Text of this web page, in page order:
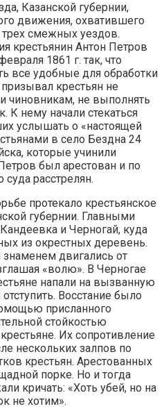
Казанской губернии,
движения, охватившего
смежных уездов.
крестьянин Антон Петров
1861 г. так, что
все удобные для обработки
крестьян не
чиновникам, не выполнять
К нему начали стекаться
услышать о «настоящей
в село Бездна 24
которые учинили
был арестован и по
расстрелян.
протекало крестьянское
губернии. Главными
и Черногай, куда
из окрестных деревень.
двигались от
«волю». В Черногае
напали на вызванную
Восстание было
присланного
стойкостью
Их сопротивление
нескольких залпов по
крестьян. Арестованных
порке. Но и тогда
кричать: «Хоть убей, но на
не хотим».